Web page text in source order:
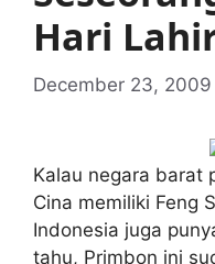
Hari
December 23, 2009
Kalau negara barat
Cina memiliki Feng
Indonesia juga
tahu, Primbon ini